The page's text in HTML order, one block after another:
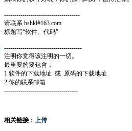
-------------------------------------
请联系 bshkl#163.com
标题写“软件、代码”
--------------------------------------
注明你觉得该注明的一切。
最重要的要包含：
1 软件的下载地址 或 原码的下载地址
2 你的联系邮箱
------------------------------------
相关链接： 上传